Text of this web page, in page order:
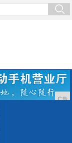
广告